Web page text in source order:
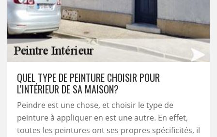
QUEL TYPE DE PEINTURE CHOISIR POUR
L'INTÉRIEUR DE SA MAISON?
Peindre est une chose, et choisir le type de
peinture à appliquer en est une autre. En effet,
toutes les peintures ont ses propres spécificités, il